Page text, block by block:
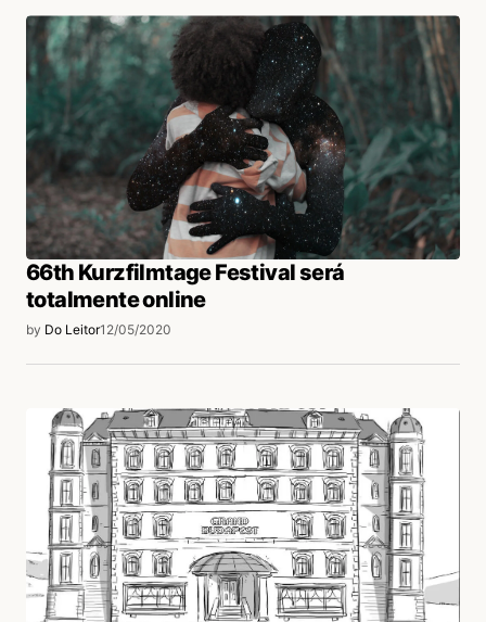
66th Kurzfilmtage Festival será
totalmente online
by Do Leitor12/05/2020